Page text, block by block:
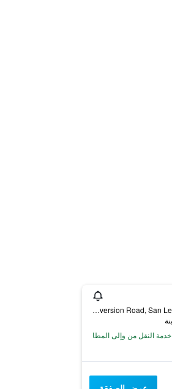
Diversion Road, San Leonardo, Cabanatuan City, الفلبين
خدمة النقل من وإلى المطار